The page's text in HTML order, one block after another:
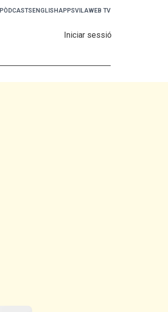
PÒDCASTS ENGLISHAPPSVILAWEB TV
Iniciar sessió